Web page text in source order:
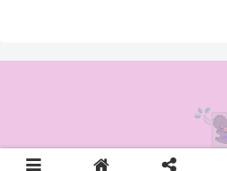
© 2020 かんの耳鼻咽